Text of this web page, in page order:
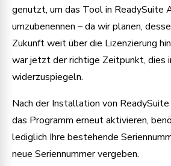
genutzt, um das Tool in ReadySuite
umzubenennen – da wir planen,
Zukunft weit über die Lizenzierung
war jetzt der richtige Zeitpunkt, dies
widerzuspiegeln.
Nach der Installation von
das Programm erneut aktivieren,
lediglich Ihre bestehende
neue Seriennummer vergeben.